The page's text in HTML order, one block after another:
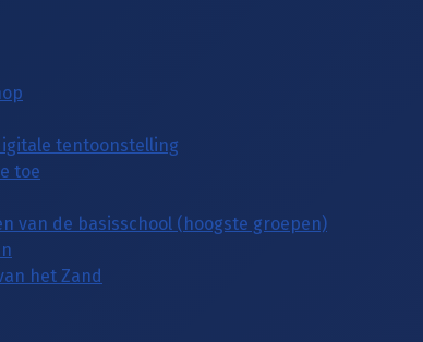
tentoonstelling
toe
van de basisschool (hoogste groepen)
het Zand